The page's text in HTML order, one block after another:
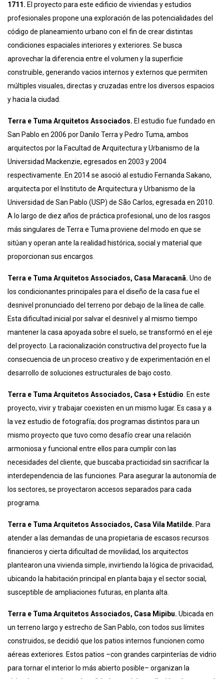
1711. El proyecto para este edificio de viviendas y estudios
profesionales propone una exploración de las potencialidades del
código de planeamiento urbano con el fin de crear distintas
condiciones espaciales interiores y exteriores. Se busca
aprovechar la diferencia entre el volumen y la superficie
construible, generando vacios internos y externos que permiten
múltiples visuales, directas y cruzadas entre los diversos espacios
y hacia la ciudad.
Terra e Tuma Arquitetos Associados. El estudio fue fundado en
San Pablo en 2006 por Danilo Terra y Pedro Tuma, ambos
arquitectos por la Facultad de Arquitectura y Urbanismo de la
Universidad Mackenzie, egresados en 2003 y 2004
respectivamente. En 2014 se asoció al estudio Fernanda Sakano,
arquitecta por el Instituto de Arquitectura y Urbanismo de la
Universidad de San Pablo (USP) de São Carlos, egresada en 2010.
A lo largo de diez años de práctica profesional, uno de los rasgos
más singulares de Terra e Tuma proviene del modo en que se
sitúan y operan ante la realidad histórica, social y material que
proporcionan sus encargos.
Terra e Tuma Arquitetos Associados, Casa Maracanã. Uno de
los condicionantes principales para el diseño de la casa fue el
desnivel pronunciado del terreno por debajo de la línea de calle.
Esta dificultad inicial por salvar el desnivel y al mismo tiempo
mantener la casa apoyada sobre el suelo, se transformó en el eje
del proyecto. La racionalización constructiva del proyecto fue la
consecuencia de un proceso creativo y de experimentación en el
desarrollo de soluciones estructurales de bajo costo.
Terra e Tuma Arquitetos Associados, Casa + Estúdio . En este
proyecto, vivir y trabajar coexisten en un mismo lugar. Es casa y a
la vez estudio de fotografía; dos programas distintos para un
mismo proyecto que tuvo como desafío crear una relación
armoniosa y funcional entre ellos para cumplir con las
necesidades del cliente, que buscaba practicidad sin sacrificar la
interdependencia de las funciones. Para asegurar la autonomía de
los sectores, se proyectaron accesos separados para cada
programa.
Terra e Tuma Arquitetos Associados, Casa Vila Matilde. Para
atender a las demandas de una propietaria de escasos recursos
financieros y cierta dificultad de movilidad, los arquitectos
plantearon una vivienda simple, invirtiendo la lógica de privacidad,
ubicando la habitación principal en planta baja y el sector social,
susceptible de ampliaciones futuras, en planta alta.
Terra e Tuma Arquitetos Associados, Casa Mipibu. Ubicada en
un terreno largo y estrecho de San Pablo, con todos sus límites
construidos, se decidió que los patios internos funcionen como
aéreas exteriores. Estos patios –con grandes carpinterías de vidrio
para tornar el interior lo más abierto posible– organizan la